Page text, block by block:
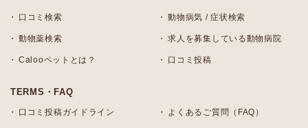
口コミ検索 動物病気 / 症状検索
動物薬検索 求人を募集している動物病院
Calooペットとは？ 口コミ投稿
TERMS・FAQ
口コミ投稿ガイドライン よくあるご質問（FAQ）